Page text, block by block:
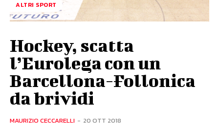
ALTRI SPORT
Hockey, scatta
l’Eurolega con un
Barcellona-Follonica
da brividi
MAURIZIO CECCARELLI - 20 OTT 2018